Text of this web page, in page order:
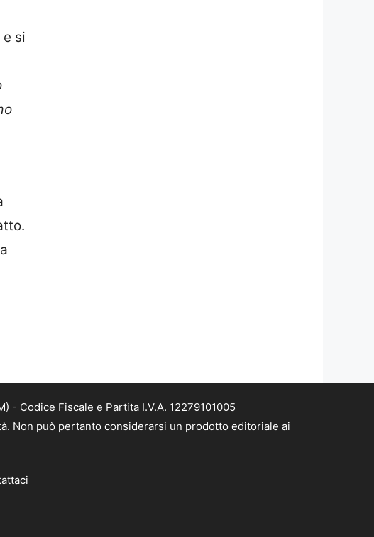
e si
- Codice Fiscale e Partita I.V.A. 12279101005
Non può pertanto considerarsi un prodotto editoriale ai